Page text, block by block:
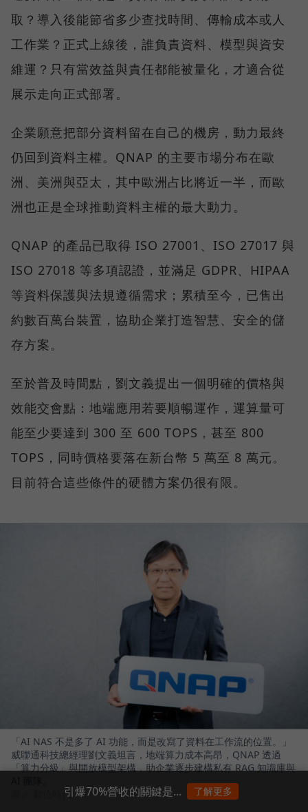
取？導入後能節省多少查找時間、傳輸成本或人
工作業？正式上線後，誰負責資料、模型與資安
維運？只有當效益與責任都能被量化，才適合從
展示走向正式部署。
企業願意把部分資料留在自己的機房，動力最終
仍回到資料主權。QNAP 的主要市場分布在歐
洲、美洲與亞太，其中歐洲占比將近一半，而歐
洲也正是全球推動資料主權的最大動力。
QNAP 的產品已取得 ISO 27001、ISO 27017 與
ISO 27018 等多項認證，並滿足 GDPR、HIPAA
等資料保護與法規遵循需求；累積至今，已售出
約數百萬台裝置，協助企業打造智慧、安全的儲
存方案。
至於普及時間點，劉文義提出一個明確的價格與
效能交會點：地端應用若要順暢運作，運算量可
能至少要達到 300 至 600 TOPS，甚至 800
TOPS，同時價格要落在新台幣 5 萬至 8 萬元。
目前符合這些條件的硬體方案仍很有限。
「AI NAS 不是多了 AI 功能，而是改寫了資料在工作流的位置。」
威聯通科技總經理劉文義坦言，地端算力成本高昂，QNAP 透過
「算力分級」與開放模型架構，助企業逐步建構私有 RAG 知識庫與
圖／ 數位時代引爆70%營收的關鍵是... 了解更多